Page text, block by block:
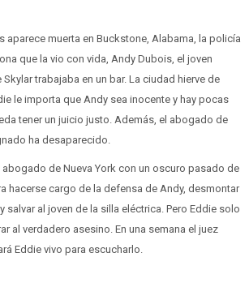
aparece muerta en Buckstone, Alabama, la policía
que la vio con vida, Andy Dubois, el joven
trabajaba en un bar. La ciudad hierve de
le importa que Andy sea inocente y hay pocas
tener un juicio justo. Además, el abogado de
ha desaparecido.
abogado de Nueva York con un oscuro pasado de
hacerse cargo de la defensa de Andy, desmontar
salvar al joven de la silla eléctrica. Pero Eddie solo
al verdadero asesino. En una semana el juez
Eddie vivo para escucharlo.